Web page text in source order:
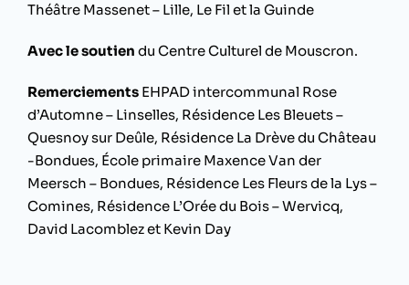
Théâtre Massenet – Lille, Le Fil et la Guinde
Avec le soutien du Centre Culturel de Mouscron.
Remerciements EHPAD intercommunal Rose
d’Automne – Linselles, Résidence Les Bleuets –
Quesnoy sur Deûle, Résidence La Drève du Château
-Bondues, École primaire Maxence Van der
Meersch – Bondues, Résidence Les Fleurs de la Lys –
Comines, Résidence L’Orée du Bois – Wervicq,
David Lacomblez et Kevin Day